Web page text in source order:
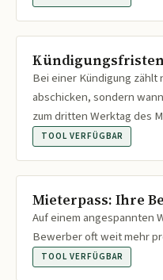
Bei einer Kündigung
abschicken, sondern
zum dritten Werktag des
TOOL VERFÜGBAR
Mieterpass: Ihre
Auf einem angespannten
Bewerber oft weit mehr
TOOL VERFÜGBAR